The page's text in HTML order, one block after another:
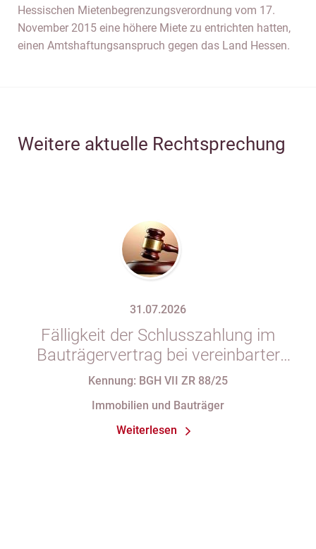
Hessischen Mietenbegrenzungsverordnung vom 17.
November 2015 eine höhere Miete zu entrichten hatten,
einen Amtshaftungsanspruch gegen das Land Hessen.
Weitere aktuelle Rechtsprechung
31.07.2026
Fälligkeit der Schlusszahlung im
Bauträgervertrag bei vereinbarter
Zahlung „nach vollständiger
Abnahmeprotokoll festgehaltener
Mängel am Sondereigentum
Kennung: BGH VII ZR 88/25
Immobilien und Bauträger
Weiterlesen